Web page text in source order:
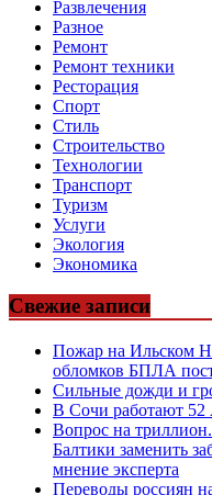
Развлечения
Разное
Ремонт
Ремонт техники
Ресторация
Спорт
Стиль
Строительство
Технологии
Транспорт
Туризм
Услуги
Экология
Экономика
Свежие записи
Пожар на Ильском
обломков БПЛА
Сильные дожди и
В Сочи работают 52
Вопрос на
Балтики заменить
мнение эксперта
Переводы россиян